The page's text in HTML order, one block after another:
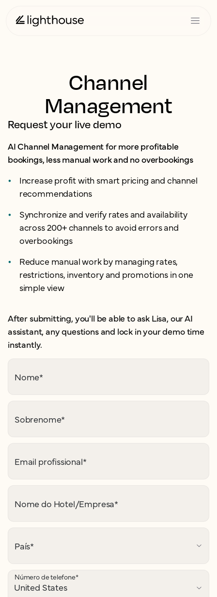
Channel
Management
Request your live demo
AI Channel Management for more profitable
bookings, less manual work and no overbookings
Increase profit with smart pricing and channel
recommendations
Synchronize and verify rates and availability
across 200+ channels to avoid errors and
overbookings
Reduce manual work by managing rates,
restrictions, inventory and promotions in one
simple view
After submitting, you'll be able to ask Lisa, our AI
assistant, any questions and lock in your demo time
instantly.
Nome*
Sobrenome*
Email profissional*
Nome do Hotel/Empresa*
País*
Número de telefone*